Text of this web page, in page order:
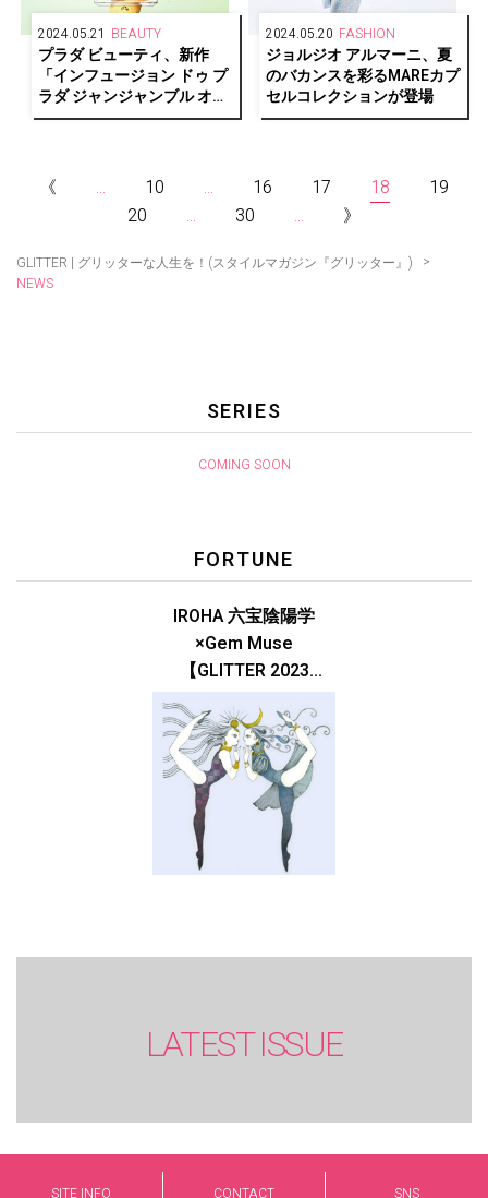
2024.05.21 BEAUTY
プラダ ビューティ、新作
「インフュージョン ドゥ プ
ラダ ジャンジャンブル オー
デパルファム」がセカンド
2024.05.20 FASHION
ジョルジオ アルマーニ、夏
のバカンスを彩るMAREカプ
セルコレクションが登場
《 ... 10 ... 16 17 18
19
20
... 30 ... 》
GLITTER | グリッターな人生を！(スタイルマガジン『グリッター』)
>
NEWS
SERIES
COMING SOON
FORTUNE
IROHA 六宝陰陽学
×Gem Muse
【GLITTER 2023
SUMMER issue】
LATEST ISSUE
SITE INFO CONTACT SNS